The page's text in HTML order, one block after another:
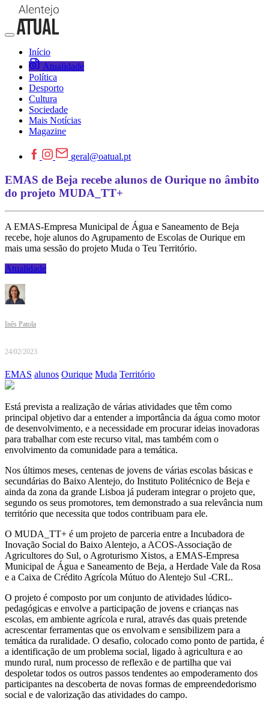
Início
Atualidade
Política
Desporto
Cultura
Sociedade
Mais Notícias
Magazine
geral@oatual.pt
EMAS de Beja recebe alunos de Ourique no âmbito
do projeto MUDA_TT+
A EMAS-Empresa Municipal de Água e Saneamento de Beja
recebe, hoje alunos do Agrupamento de Escolas de Ourique em
mais uma sessão do projeto Muda o Teu Território.
Atualidade
Inês Patola
24/02/2023
EMAS alunos Ourique Muda Território
Está prevista a realização de várias atividades que têm como
principal objetivo dar a entender a importância da água como motor
de desenvolvimento, e a necessidade em procurar ideias inovadoras
para trabalhar com este recurso vital, mas também com o
envolvimento da comunidade para a temática.
Nos últimos meses, centenas de jovens de várias escolas básicas e
secundárias do Baixo Alentejo, do Instituto Politécnico de Beja e
ainda da zona da grande Lisboa já puderam integrar o projeto que,
segundo os seus promotores, tem demonstrado a sua relevância num
território que necessita que todos contribuam para ele.
O MUDA_TT+ é um projeto de parceria entre a Incubadora de
Inovação Social do Baixo Alentejo, a ACOS-Associação de
Agricultores do Sul, o Agroturismo Xistos, a EMAS-Empresa
Municipal de Água e Saneamento de Beja, a Herdade Vale da Rosa
e a Caixa de Crédito Agrícola Mútuo do Alentejo Sul -CRL.
O projeto é composto por um conjunto de atividades lúdico-
pedagógicas e envolve a participação de jovens e crianças nas
escolas, em ambiente agrícola e rural, através das quais pretende
acrescentar ferramentas que os envolvam e sensibilizem para a
temática da ruralidade. O desafio, colocado como ponto de partida, é
a identificação de um problema social, ligado à agricultura e ao
mundo rural, num processo de reflexão e de partilha que vai
despoletar todos os outros passos tendentes ao empoderamento dos
participantes na descoberta de novas formas de empreendedorismo
social e de valorização das atividades do campo.